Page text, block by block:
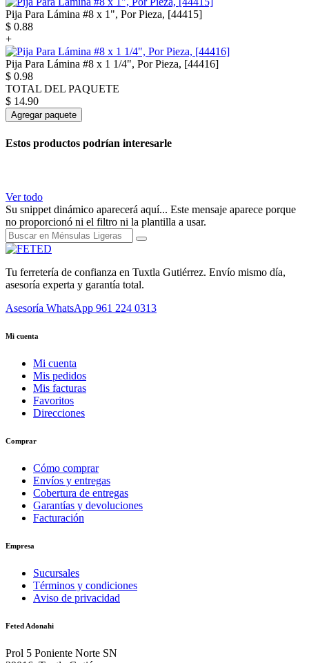
Pija Para Lámina #8 x 1", Por Pieza, [44415]
$ 0.88
+
Pija Para Lámina #8 x 1 1/4", Por Pieza, [44416]
$ 0.98
TOTAL DEL PAQUETE
$ 14.90
Agregar paquete
Estos productos podrían interesarle
Ver todo
Su snippet dinámico aparecerá aquí... Este mensaje aparece porque
no proporcionó ni el filtro ni la plantilla a usar.
Tu ferretería de confianza en Tuxtla Gutiérrez. Envío mismo día,
asesoría experta y garantía total.
Asesoría WhatsApp 961 224 0313
Mi cuenta
Mi cuenta
Mis pedidos
Mis facturas
Favoritos
Direcciones
Comprar
Cómo comprar
Envíos y entregas
Cobertura de entregas
Garantías y devoluciones
Facturación
Empresa
Sucursales
Términos y condiciones
Aviso de privacidad
Feted Adonahi
Prol 5 Poniente Norte SN